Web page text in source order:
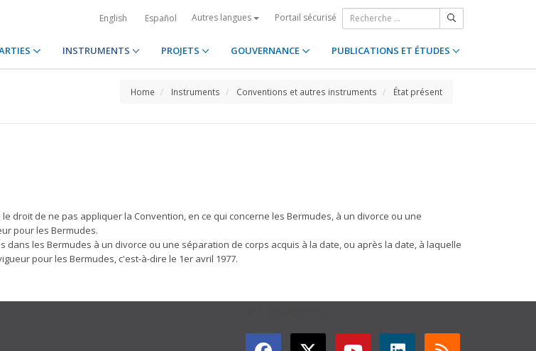
English Español Autres langues Portail sécurisé
INSTRUMENTS PROJETS GOUVERNANCE PUBLICATIONS ET ÉTUDES
Home Instruments Conventions et autres instruments État présent
droit de ne pas appliquer la Convention, en ce qui concerne les Bermudes, à un divorce ou une
pour les Bermudes.
les Bermudes à un divorce ou une séparation de corps acquis à la date, ou après la date, à laquelle
pour les Bermudes, c'est-à-dire le 1er avril 1977.